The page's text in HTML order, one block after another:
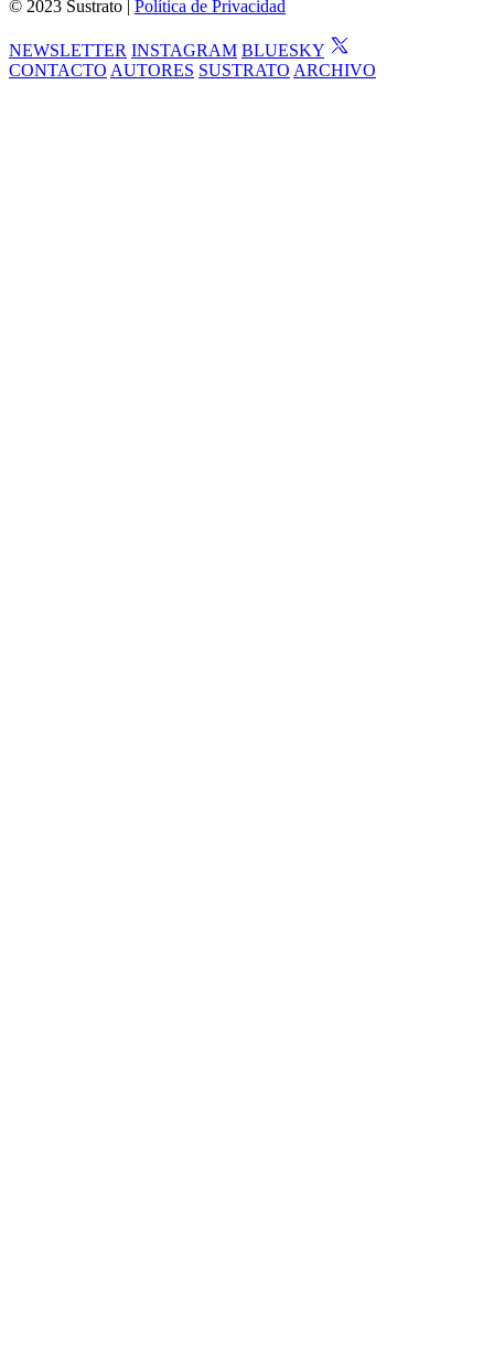
© 2023 Sustrato | Política de Privacidad
NEWSLETTER INSTAGRAM BLUESKY
CONTACTO AUTORES SUSTRATO ARCHIVO